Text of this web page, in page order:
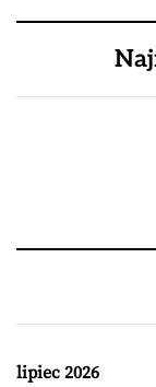
lipiec 2026